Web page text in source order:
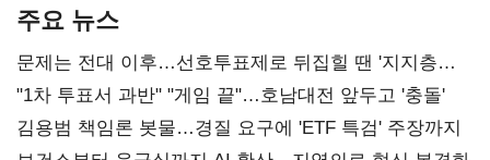
주요 뉴스
문제는 전대 이후…선호투표제로 뒤집힐 땐 '지지층
불복'
"1차 투표서 과반" "게임 끝"…호남대전 앞두고 '충돌'
김용범 책임론 봇물…경질 요구에 'ETF 특검' 주장까지